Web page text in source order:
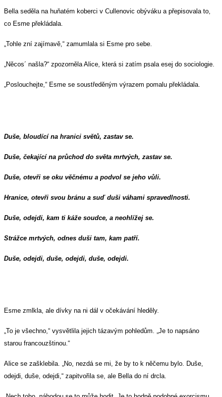
Bella seděla na huňatém koberci v Cullenovic obýváku a přepisovala to,
co Esme překládala.
„Tohle zní zajímavě,“ zamumlala si Esme pro sebe.
„Něcos´ našla?“ zpozorněla Alice, která si zatím psala esej do sociologie.
„Poslouchejte,“ Esme se soustředěným výrazem pomalu překládala.
Duše, bloudící na hranici světů, zastav se.
Duše, čekající na průchod do světa mrtvých, zastav se.
Duše, otevři se oku věčnému a podvol se jeho vůli.
Hranice, otevři svou bránu a suď duši váhami spravedlnosti.
Duše, odejdi, kam ti káže soudce, a neohlížej se.
Strážce mrtvých, odnes duši tam, kam patří.
Duše, odejdi, duše, odejdi, duše, odejdi.
Esme zmlkla, ale dívky na ni dál v očekávání hleděly.
„To je všechno,“ vysvětlila jejich tázavým pohledům. „Je to napsáno
starou francouzštinou.“
Alice se zašklebila. „No, nezdá se mi, že by to k něčemu bylo. Duše,
odejdi, duše, odejdi,“ zapitvořila se, ale Bella do ní drcla.